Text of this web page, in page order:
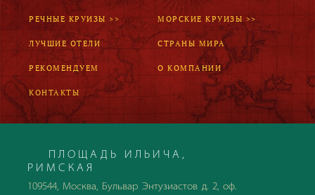
РЕЧНЫЕ КРУИЗЫ >> МОРСКИЕ КРУИЗЫ >>
ЛУЧШИЕ ОТЕЛИ СТРАНЫ МИРА
РЕКОМЕНДУЕМ О КОМПАНИИ
КОНТАКТЫ
ПЛОЩАДЬ ИЛЬИЧА,
РИМСКАЯ
109544, Москва, Бульвар Энтузиастов д. 2, оф.